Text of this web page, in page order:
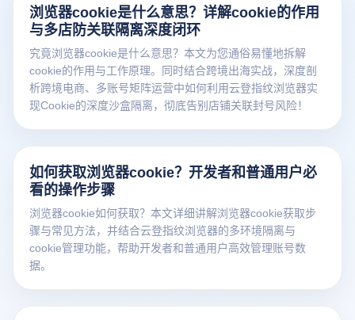
浏览器cookie是什么意思？详解cookie的作用
与多店防关联隔离深度闭环
究竟浏览器cookie是什么意思？本文为您通俗易懂地拆解
cookie的作用与工作原理。同时结合跨境出海实战，深度剖
析跨境电商、多账号矩阵运营中如何利用云登指纹浏览器实
现Cookie的深度沙盒隔离，彻底告别店铺关联封号风险！
如何获取浏览器cookie？开发者和普通用户必
看的操作步骤
浏览器cookie如何获取？本文详细讲解浏览器cookie获取步
骤与常见方法，并结合云登指纹浏览器的多环境隔离与
cookie管理功能，帮助开发者和普通用户高效管理账号数
据。